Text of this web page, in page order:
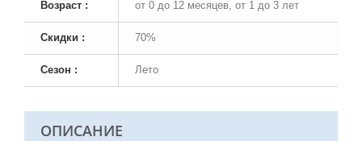
Возраст : от 0 до 12 месяцев, от 1 до 3 лет
Скидки : 70%
Сезон : Лето
ОПИСАНИЕ